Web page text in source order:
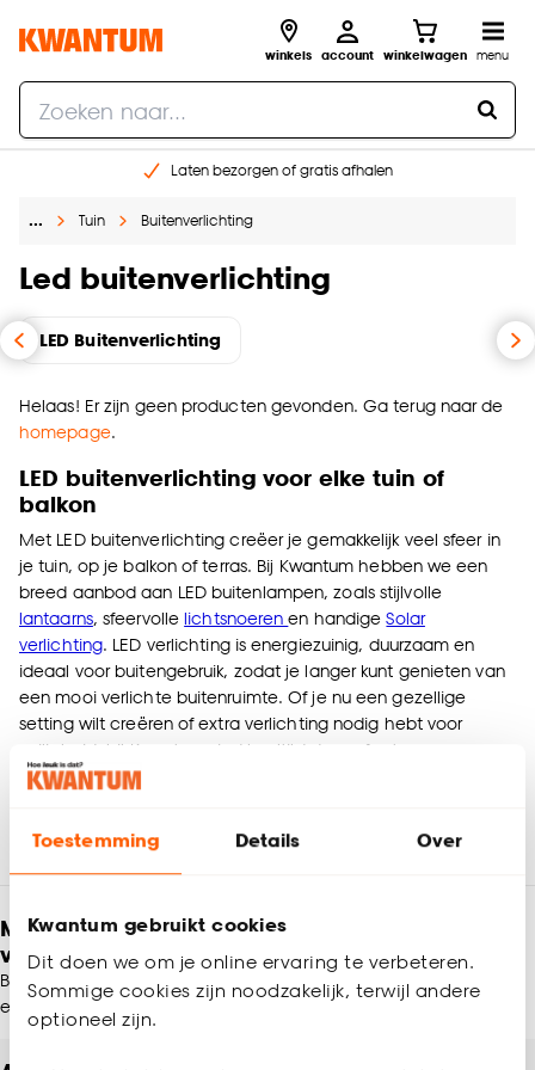
Toestemming Details Over
Kwantum gebruikt cookies
Dit doen we om je online ervaring te verbeteren.
Sommige cookies zijn noodzakelijk, terwijl andere
optioneel zijn.
winkels account winkelwagen menu
Laten bezorgen of gratis afhalen
Gratis raam advies en opmeten aan huis
… Tuin Buitenverlichting
Led buitenverlichting
LED Buitenverlichting
Helaas! Er zijn geen producten gevonden. Ga terug naar de
homepage.
LED buitenverlichting voor elke tuin of
balkon
Met LED buitenverlichting creëer je gemakkelijk veel sfeer in
je tuin, op je balkon of terras. Bij Kwantum hebben we een
breed aanbod aan LED buitenlampen, zoals stijlvolle
lantaarns, sfeervollelichtsnoerenen handigeSolar
verlichting. LED verlichting is energiezuinig, duurzaam en
ideaal voor buitengebruik, zodat je langer kunt genieten van
een mooi verlichte buitenruimte. Of je nu een gezellige
setting wilt creëren of extra verlichting nodig hebt voor
veiligheid, bij Kwantum vind je altijd de perfecte
buitenverlichting die past bij jouw stijl en behoeften.
Meld je aan en ontvang € 5,- korting op je
volgende bestelling
Blijf per e-mail op de hoogte van leuke aanbiedingen, inspiratie
en meer!